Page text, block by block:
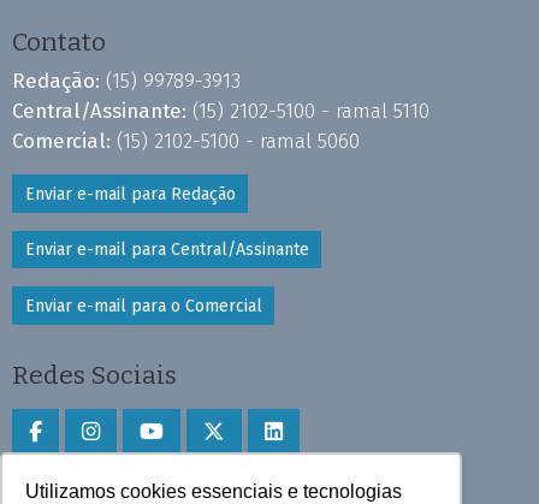
Utilizamos cookies essenciais e tecnologias
Contato
Redação: (15) 99789-3913
Central/Assinante: (15) 2102-5100 - ramal 5110
Comercial: (15) 2102-5100 - ramal 5060
Enviar e-mail para Redação
Enviar e-mail para Central/Assinante
Enviar e-mail para o Comercial
Redes Sociais